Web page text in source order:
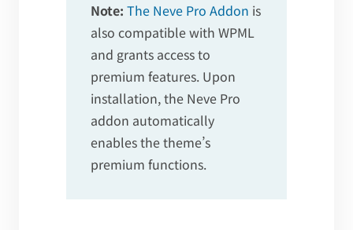
Note: The Neve Pro Addon is
also compatible with WPML
and grants access to
premium features. Upon
installation, the Neve Pro
addon automatically
enables the theme’s
premium functions.